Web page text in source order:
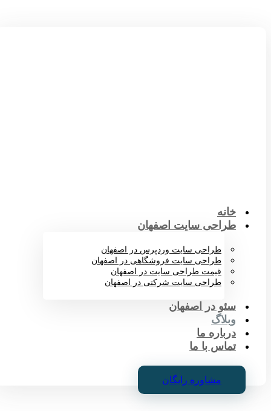
خانه
طراحی سایت اصفهان
طراحی سایت وردپرس در اصفهان
طراحی سایت فروشگاهی در اصفهان
قیمت طراحی سایت در اصفهان
طراحی سایت شرکتی در اصفهان
سئو در اصفهان
وبلاگ
درباره ما
تماس با ما
مشاوره رایگان